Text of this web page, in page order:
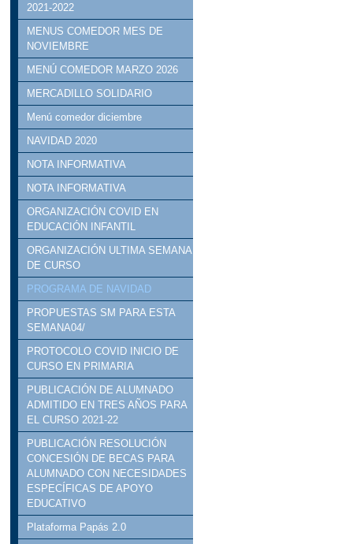
2021-2022
MENUS COMEDOR MES DE
NOVIEMBRE
MENÚ COMEDOR MARZO 2026
MERCADILLO SOLIDARIO
Menú comedor diciembre
NAVIDAD 2020
NOTA INFORMATIVA
NOTA INFORMATIVA
ORGANIZACIÓN COVID EN
EDUCACIÓN INFANTIL
ORGANIZACIÓN ULTIMA SEMANA
DE CURSO
PROGRAMA DE NAVIDAD
PROPUESTAS SM PARA ESTA
SEMANA04/
PROTOCOLO COVID INICIO DE
CURSO EN PRIMARIA
PUBLICACIÓN DE ALUMNADO
ADMITIDO EN TRES AÑOS PARA
EL CURSO 2021-22
PUBLICACIÓN RESOLUCIÓN
CONCESIÓN DE BECAS PARA
ALUMNADO CON NECESIDADES
ESPECÍFICAS DE APOYO
EDUCATIVO
Plataforma Papás 2.0